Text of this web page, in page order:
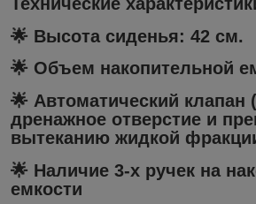
🌟 Высота сиденья: 42 см.
🌟 Объем накопительной
🌟 Автоматический клапан
дренажное отверстие и
вытеканию жидкой
🌟 Наличие 3-х ручек на
емкости